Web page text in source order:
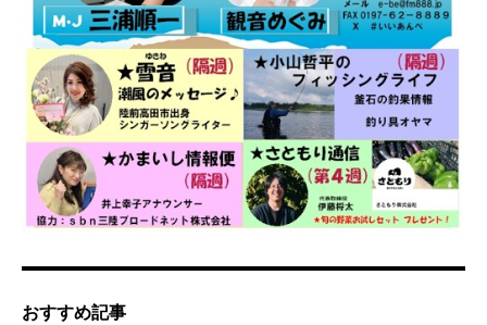
おすすめ記事